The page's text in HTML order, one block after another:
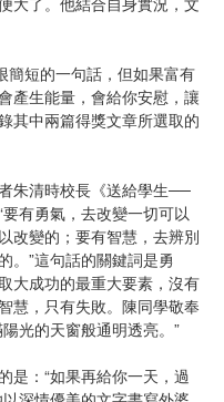
簡短的一句話，但如果富有
產生能量，會給你安慰，讓
其中兩篇得獎文章所選取的
朱清時校長《送給學生──
有勇氣，去改變一切可以
改變的；要有智慧，去辨別
。”這句話的關鍵詞是勇
大成功的最重大要素，沒有
慧，只有失敗。陳同學敬奉
光的天窗般通明透亮。”
是：“如果再給你一天，過